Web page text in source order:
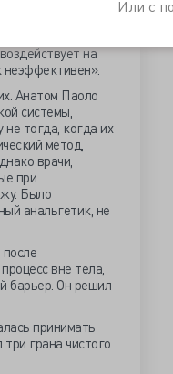
Или с
с тем, что опиум
на
неэффективен».
Анатом Паоло
системы,
тогда, когда их
метод,
врачи,
при
Было
анальгетик, не
вне тела,
барьер. Он решил
принимать
грана чистого